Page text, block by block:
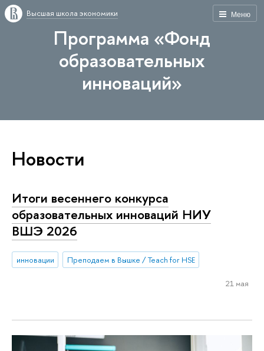
Меню
Высшая школа экономики
Программа «Фонд
образовательных
инноваций»
Новости
Итоги весеннего конкурса
образовательных инноваций НИУ
ВШЭ 2026
инновации Преподаем в Вышке / Teach for HSE
21 мая